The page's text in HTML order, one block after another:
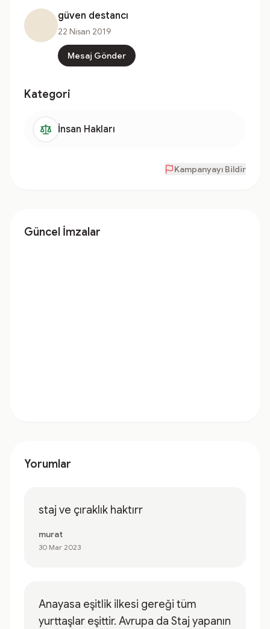
güven destancı
22 Nisan 2019
Mesaj Gönder
Kategori
İnsan Hakları
Kampanyayı Bildir
Güncel İmzalar
Yorumlar
staj ve çıraklık haktırr
murat
30 Mar 2023
Anayasa eşitlik ilkesi gereği tüm
yurttaşlar eşittir. Avrupa da Staj yapanın